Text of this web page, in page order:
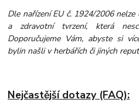
Dle nařízení EU č. 1924/2006
a zdravotní tvrzení, která
Doporučujeme Vám, abyste si
bylin našli v herbářích či jiných
Nejčastější dotazy (FAQ):